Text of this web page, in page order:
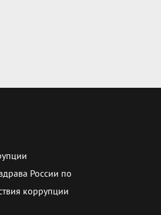
России по
коррупции